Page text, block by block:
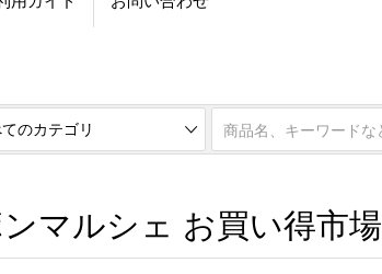
ボンマルシェ お買い得市場
マルシェ お買い得市場